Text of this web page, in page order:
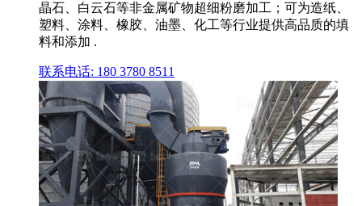
晶石、白云石等非金属矿物超细粉磨加工；可为造纸、
塑料、涂料、橡胶、油墨、化工等行业提供高品质的填
料和添加 .
联系电话: 180 3780 8511